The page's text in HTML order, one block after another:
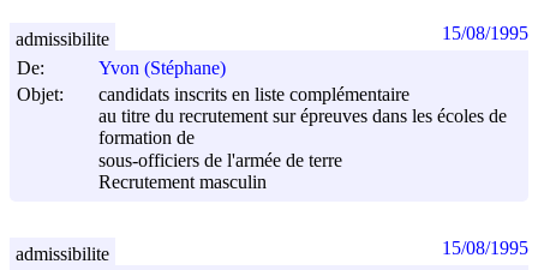
De:
Yvon (Stéphane)
Objet:
candidats inscrits en liste complémentaire
au titre du recrutement sur épreuves dans les écoles de
formation de
sous-officiers de l'armée de terre
Recrutement masculin
admissibilite 15/08/1995
admissibilite 15/08/1995